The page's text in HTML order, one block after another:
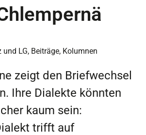
und LG, Beiträge, Kolumnen
zeigt den Briefwechsel
Ihre Dialekte könnten
kaum sein:
trifft auf